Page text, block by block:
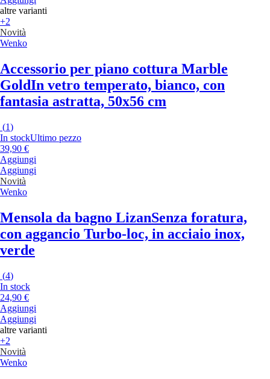
altre varianti
+2
Novità
Wenko
Accessorio per piano cottura Marble
GoldIn vetro temperato, bianco, con
fantasia astratta, 50x56 cm
(1)
In stockUltimo pezzo
39,90 €
Aggiungi
Aggiungi
Novità
Wenko
Mensola da bagno LizanSenza foratura,
con aggancio Turbo-loc, in acciaio inox,
verde
(4)
In stock
24,90 €
Aggiungi
Aggiungi
altre varianti
+2
Novità
Wenko